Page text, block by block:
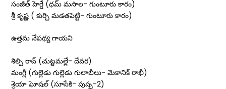
సంజీత్‌ హెగ్డే (ధమ్‌ మసాల- గుంటూరు కారం)
శ్రీ కృష్ణ ( కుర్చి మడతపెట్టి- గుంటూరు కారం)
ఉత్తమ నేపథ్య గాయని
శిల్పి రావ్‌ (చుట్టమల్లే- దేవర)
మంగ్లీ (గుల్లెడు గుల్లెడు గులాబీలు- మెకానిక్‌ రాఖీ)
శ్రెయా ఘోషల్‌ (సూసేకి- పుష్ప-2)